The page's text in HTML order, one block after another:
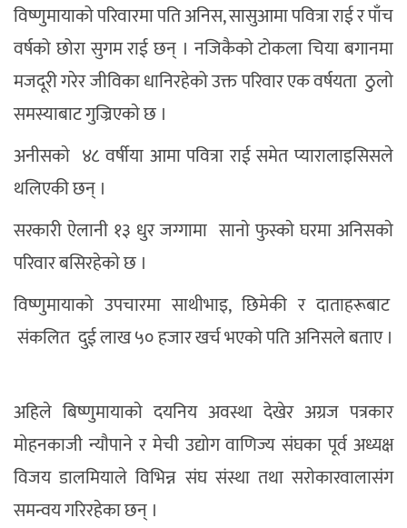
विष्णुमायाको परिवारमा पति अनिस, सासुआमा पवित्रा राई र पाँच
वर्षको छोरा सुगम राई छन् । नजिकैको टोकला चिया बगानमा
मजदूरी गरेर जीविका धानिरहेको उक्त परिवार एक वर्षयता ठुलाे
समस्याबाट गुज्रिएकाे छ ।
अनीसकाे ४८ वर्षीया आमा पवित्रा राई समेत प्यारालाइसिसले
थलिएकी छन् ।
सरकारी ऐलानी १३ धुर जग्गामा सानाे फुस्काे घरमा अनिसकाे
परिवार बसिरहेकाे छ ।
विष्णुमायाको उपचारमा साथीभाइ, छिमेकी र दाताहरूबाट
संकलित दुई लाख ५० हजार खर्च भएको पति अनिसले बताए ।
अहिले बिष्णुमायाकाे दयनिय अवस्था देखेर अग्रज पत्रकार
माेहनकाजी न्याैपाने र मेची उद्योग वाणिज्य संघका पूर्व अध्यक्ष
विजय डालमियाले विभिन्न संघ संस्था तथा सराेकारवालासंग
समन्वय गरिरहेका छन् ।